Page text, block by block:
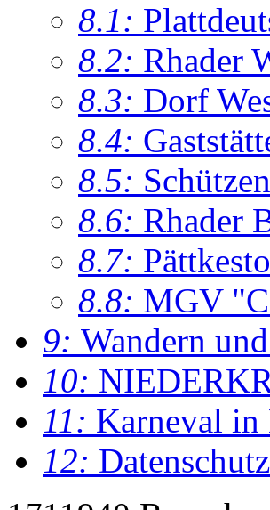
8.1:
8.2: Rhader
8.3: Dorf
8.4:
8.5:
8.6: Rhader
8.7:
8.8: MGV
9: Wandern
10:
11: Karneval in
12: Datenschutz